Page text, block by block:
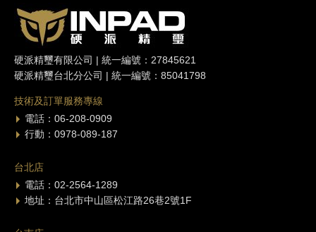
硬派精璽有限公司 | 統一編號：27845621
硬派精璽台北分公司 | 統一編號：85041798
技術及訂單服務專線
電話：06-208-0909
行動：0978-089-187
台北店
電話：02-2564-1289
地址：台北市中山區松江路26巷2號1F